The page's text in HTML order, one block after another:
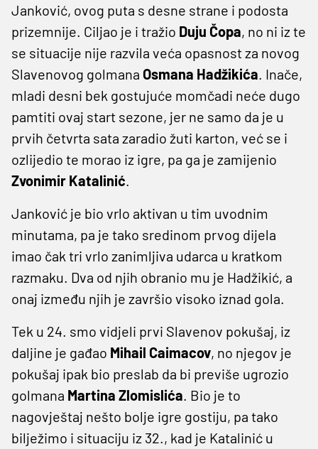
Janković, ovog puta s desne strane i podosta
prizemnije. Ciljao je i tražio Duju Čopa, no ni iz te
se situacije nije razvila veća opasnost za novog
Slavenovog golmana Osmana Hadžikića. Inače,
mladi desni bek gostujuće momčadi neće dugo
pamtiti ovaj start sezone, jer ne samo da je u
prvih četvrta sata zaradio žuti karton, već se i
ozlijedio te morao iz igre, pa ga je zamijenio
Zvonimir Katalinić.
Janković je bio vrlo aktivan u tim uvodnim
minutama, pa je tako sredinom prvog dijela
imao čak tri vrlo zanimljiva udarca u kratkom
razmaku. Dva od njih obranio mu je Hadžikić, a
onaj između njih je završio visoko iznad gola.
Tek u 24. smo vidjeli prvi Slavenov pokušaj, iz
daljine je gađao Mihail Caimacov, no njegov je
pokušaj ipak bio preslab da bi previše ugrozio
golmana Martina Zlomislića. Bio je to
nagovještaj nešto bolje igre gostiju, pa tako
bilježimo i situaciju iz 32., kad je Katalinić u